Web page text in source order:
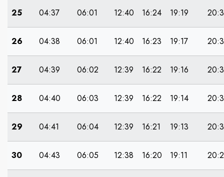
25 04:37 06:01 12:40 16:24 19:19
26 04:38 06:01 12:40 16:23 19:17
27 04:39 06:02 12:39 16:22 19:16
28 04:40 06:03 12:39 16:22 19:14
29 04:41 06:04 12:39 16:21 19:13
30 04:43 06:05 12:38 16:20 19:11